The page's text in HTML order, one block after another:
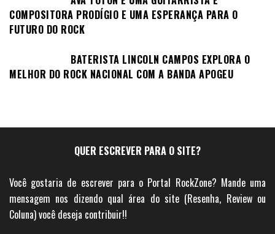
COMPOSITORA PRODÍGIO E UMA ESPERANÇA PARA O
FUTURO DO ROCK
BATERISTA LINCOLN CAMPOS EXPLORA O
MELHOR DO ROCK NACIONAL COM A BANDA APOGEU
QUER ESCREVER PARA O SITE?
Você gostaria de escrever para o Portal RockZone? Mande uma
mensagem nos dizendo qual área do site (Resenha, Review ou
Coluna) você deseja contribuir!!